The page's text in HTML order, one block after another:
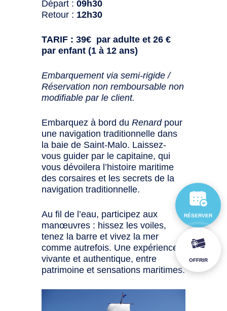
Départ :09h30
Retour : 12h30
TARIF : 39€ par adulte et 26 €
par enfant (1 à 12 ans)
Embarquement via semi-rigide /
Réservation non remboursable non
modifiable par le client.
Embarquez à bord duRenardpour
une navigation traditionnelle dans
la baie de Saint-Malo. Laissez-
vous guider par le capitaine, qui
vous dévoilera l’histoire maritime
des corsaires et les secrets de la
navigation traditionnelle.
Au fil de l’eau, participez aux
manœuvres : hissez les voiles,
tenez la barre et vivez la mer
comme autrefois. Une expérience
vivante et authentique, entre
patrimoine et sensations maritimes.
RÉSERVER
OFFRIR